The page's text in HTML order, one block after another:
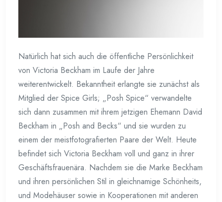
Natürlich hat sich auch die öffentliche Persönlichkeit
von Victoria Beckham im Laufe der Jahre
weiterentwickelt. Bekanntheit erlangte sie zunächst als
Mitglied der Spice Girls; „Posh Spice“ verwandelte
sich dann zusammen mit ihrem jetzigen Ehemann David
Beckham in „Posh and Becks“ und sie wurden zu
einem der meistfotografierten Paare der Welt. Heute
befindet sich Victoria Beckham voll und ganz in ihrer
Geschäftsfrauenära. Nachdem sie die Marke Beckham
und ihren persönlichen Stil in gleichnamige Schönheits,
und Modehäuser sowie in Kooperationen mit anderen